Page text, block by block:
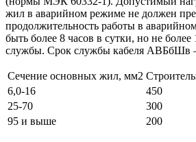
жил в аварийном режиме не должен
продолжительность работы в
быть более 8 часов в сутки, но не более
службы. Срок службы кабеля АВБбШв
Cечение основных жил, мм2
6,0-16
450
25-70
300
95 и выше
200